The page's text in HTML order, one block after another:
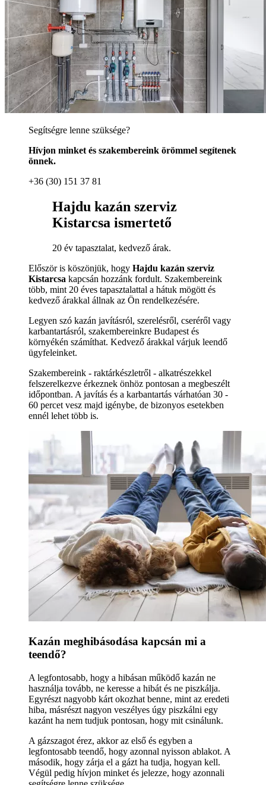
Segítségre lenne szüksége?
Hívjon minket és szakembereink örömmel segítenek
önnek.
+36 (30) 151 37 81
Hajdu kazán szerviz
Kistarcsa ismertető
20 év tapasztalat, kedvező árak.
Először is köszönjük, hogy Hajdu kazán szerviz
Kistarcsa kapcsán hozzánk fordult. Szakembereink
több, mint 20 éves tapasztalattal a hátuk mögött és
kedvező árakkal állnak az Ön rendelkezésére.
Legyen szó kazán javításról, szerelésről, cseréről vagy
karbantartásról, szakembereinkre Budapest és
környékén számíthat. Kedvező árakkal várjuk leendő
ügyfeleinket.
Szakembereink - raktárkészletről - alkatrészekkel
felszerelkezve érkeznek önhöz pontosan a megbeszélt
időpontban. A javítás és a karbantartás várhatóan 30 -
60 percet vesz majd igénybe, de bizonyos esetekben
ennél lehet több is.
Kazán meghibásodása kapcsán mi a
teendő?
A legfontosabb, hogy a hibásan működő kazán ne
használja tovább, ne keresse a hibát és ne piszkálja.
Egyrészt nagyobb kárt okozhat benne, mint az eredeti
hiba, másrészt nagyon veszélyes úgy piszkálni egy
kazánt ha nem tudjuk pontosan, hogy mit csinálunk.
A gázszagot érez, akkor az első és egyben a
legfontosabb teendő, hogy azonnal nyisson ablakot. A
második, hogy zárja el a gázt ha tudja, hogyan kell.
Végül pedig hívjon minket és jelezze, hogy azonnali